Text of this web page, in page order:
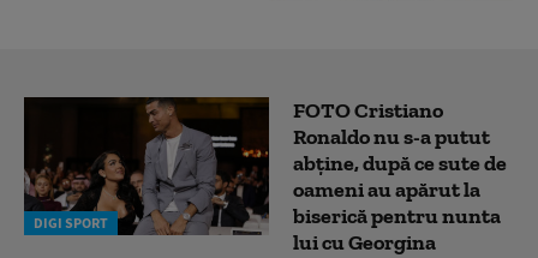
DIGI SPORT
FOTO Cristiano
Ronaldo nu s-a putut
abține, după ce sute de
oameni au apărut la
biserică pentru nunta
lui cu Georgina